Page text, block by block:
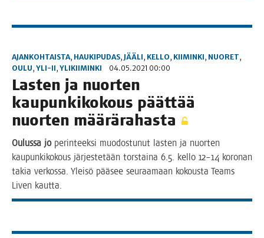
AJANKOHTAISTA, HAUKIPUDAS, JÄÄLI, KELLO, KIIMINKI, NUORET,
OULU, YLI-II, YLIKIIMINKI 04.05.2021 00:00
Las­ten ja nuor­ten
kaupun­ki­kokous päät­tää
nuor­ten määrärahasta
Oulus­sa joperin­teek­si muo­dos­tu­nut las­ten ja nuor­ten
kau­pun­ki­ko­kous jär­jes­te­tään tors­tai­na 6.5. kel­lo 12–14 koro­nan
takia ver­kos­sa. Ylei­sö pää­see seu­raa­maan kokous­ta Teams
Liven kautta.